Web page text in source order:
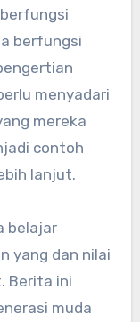
berfungsi
menyadari
mereka
contoh
lanjut.
belajar
yang dan nilai
Berita ini
muda